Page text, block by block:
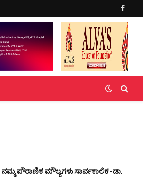
ನಮ್ಮ ಪೌರಾಣಿಕ ಮೌಲ್ಯಗಳು ಸಾರ್ವಕಾಲಿಕ -ಡಾ.